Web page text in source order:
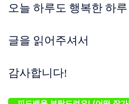
오늘 하루도 행복한 하
글을 읽어주셔서
감사합니다!